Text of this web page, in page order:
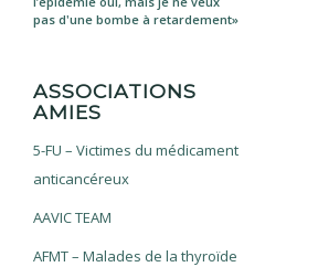
pas d'une bombe à retardement»
ASSOCIATIONS
AMIES
5-FU – Victimes du médicament
anticancéreux
AAVIC TEAM
AFMT – Malades de la thyroïde